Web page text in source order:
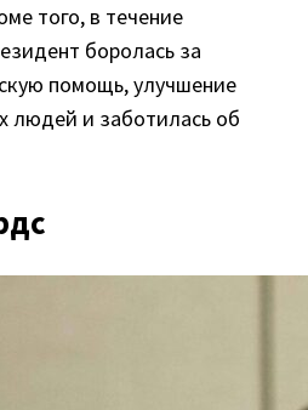
того, в течение
боролась за
помощь, улучшение
людей и заботилась об